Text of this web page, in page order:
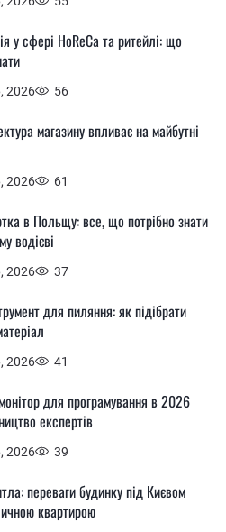
2026 56
у сфері HoReCa та ритейлі: що
2026 61
магазину впливає на майбутні
2026 37
в Польщу: все, що потрібно знати
водієві
2026 41
для пиляння: як підібрати
2026 39
для програмування в 2026
експертів
переваги будинку під Києвом
квартирою